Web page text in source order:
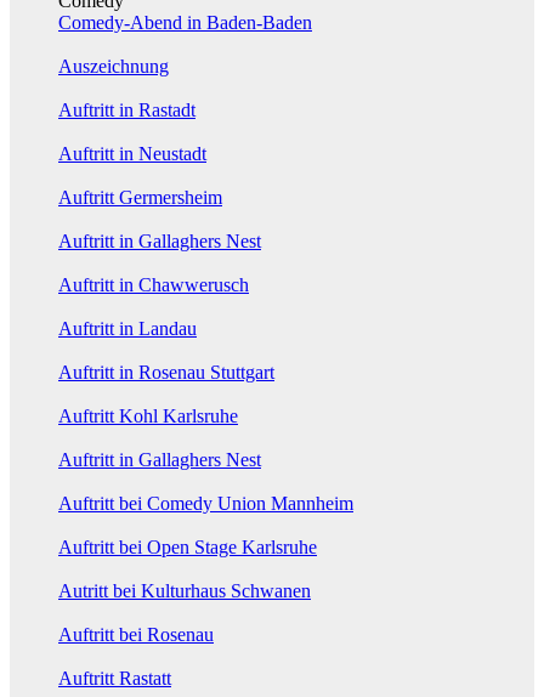
Comedy-Abend in Baden-Baden
Auszeichnung
Auftritt in Rastadt
Auftritt in Neustadt
Auftritt Germersheim
Auftritt in Gallaghers Nest
Auftritt in Chawwerusch
Auftritt in Landau
Auftritt in Rosenau Stuttgart
Auftritt Kohl Karlsruhe
Auftritt in Gallaghers Nest
Auftritt bei Comedy Union Mannheim
Auftritt bei Open Stage Karlsruhe
Autritt bei Kulturhaus Schwanen
Auftritt bei Rosenau
Auftritt Rastatt